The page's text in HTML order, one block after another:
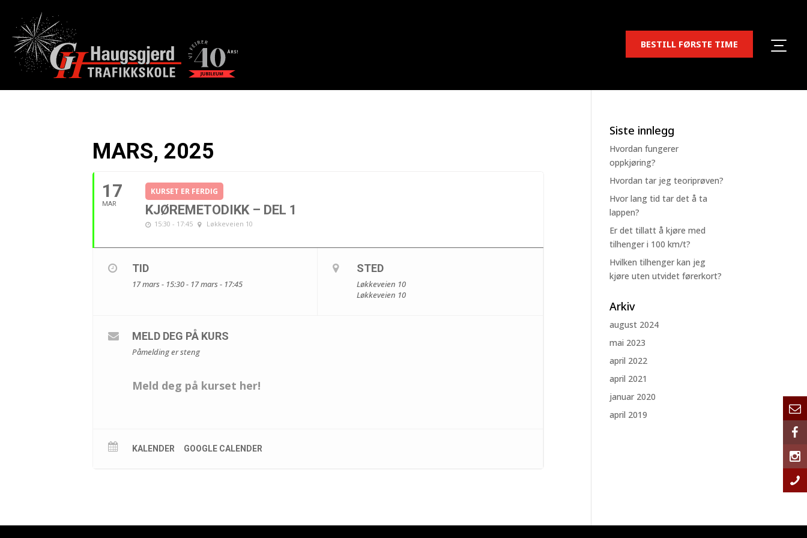
BESTILL FØRSTE TIME
MARS, 2025
17
MAR
KURSET ER FERDIG
KJØREMETODIKK – DEL 1
15:30 - 17:45 Løkkeveien 10
TID
17 mars - 15:30 - 17 mars - 17:45
STED
Løkkeveien 10
Løkkeveien 10
MELD DEG PÅ KURS
Påmelding er steng
Meld deg på kurset her!
KALENDER GOOGLE CALENDER
Siste innlegg
Hvordan fungerer
oppkjøring?
Hvordan tar jeg teoriprøven?
Hvor lang tid tar det å ta
lappen?
Er det tillatt å kjøre med
tilhenger i 100 km/t?
Hvilken tilhenger kan jeg
kjøre uten utvidet førerkort?
Arkiv
august 2024
mai 2023
april 2022
april 2021
januar 2020
april 2019